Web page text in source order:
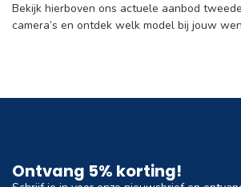
Bekijk hierboven ons actuele aanbod
camera’s en ontdek welk model bij jouw
Ontvang 5% korting!